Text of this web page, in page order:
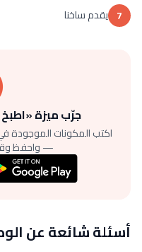
7 يقدم ساخنا
جرّب ميزة
اكتب المكونات الموجودة
— واحفظ
أسئلة شائعة عن